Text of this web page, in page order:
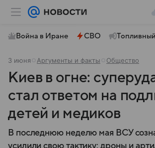
Война в Иране СВО
3 июня Аргументы и факты Общество
Киев в огне:
стал ответом на
детей и медиков
В последнюю неделю мая ВСУ
усилили свою тактику: дроны и